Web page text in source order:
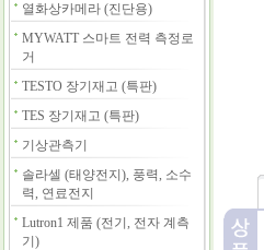
열화상카메라 (진단용)
MYWATT 스마트 전력 측정로
거
TESTO 장기재고 (특판)
TES 장기재고 (특판)
기상관측기
솔라셀 (태양전지), 풍력, 소수
력, 연료전지
Lutron1 제품 (전기, 전자 계측
기)